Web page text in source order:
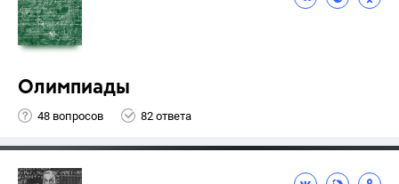
Олимпиады
48 вопросов 82 ответа